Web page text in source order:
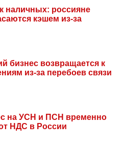
наличных: россияне
кэшем из-за
бизнес возвращается к
из-за перебоев связи
на УСН и ПСН временно
НДС в России